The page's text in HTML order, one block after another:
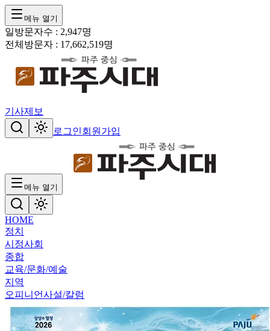
메뉴 열기
일방문자수 : 2,947명
전체방문자 : 17,662,519명
기사제보
로그인회원가입
메뉴 열기
HOME
정치
시정사회
종합
교육/문화/예술
지역
오피니언사설/칼럼